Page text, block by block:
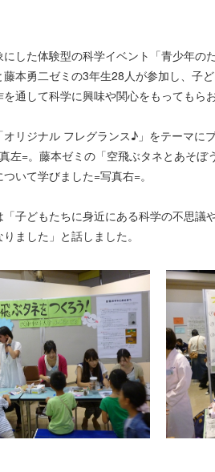
路・取得できる教員免許
した体験型の科学イベント「青少年の
本勇二ゼミの3年生28人が参加し、子
を通して科学に興味や関心をもっても
リジナル フレグランス♪」をテーマに
左=。藤本ゼミの「空飛ぶタネとあそ
いて学びました=写真右=。
子どもたちに身近にある科学の不思議
ました」と話しました。